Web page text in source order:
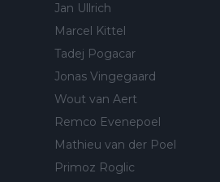
Jan Ullrich
Marcel Kittel
Tadej Pogacar
Jonas Vingegaard
Wout van Aert
Remco Evenepoel
Mathieu van der Poel
Primoz Roglic